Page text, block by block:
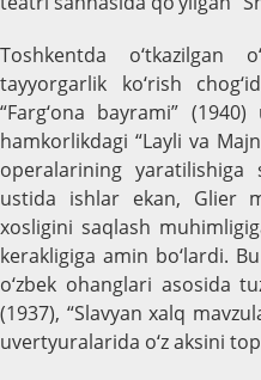
Toshkentda o‘tkazilgan
tayyorgarlik ko‘rish
“Farg‘ona bayrami”
hamkorlikdagi “Layli va
operalarining yaratilishiga
ustida ishlar ekan, Glier
xosligini saqlash
kerakligiga amin bo‘lardi.
o‘zbek ohanglari asosida
(1937), “Slavyan xalq
uvertyuralarida o‘z aksini